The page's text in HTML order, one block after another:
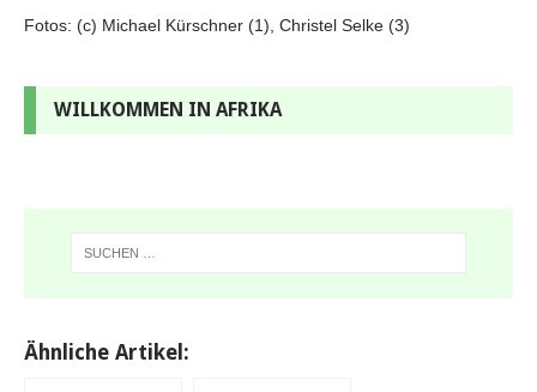
Fotos: (c) Michael Kürschner (1), Christel Selke (3)
WILLKOMMEN IN AFRIKA
Ähnliche Artikel: